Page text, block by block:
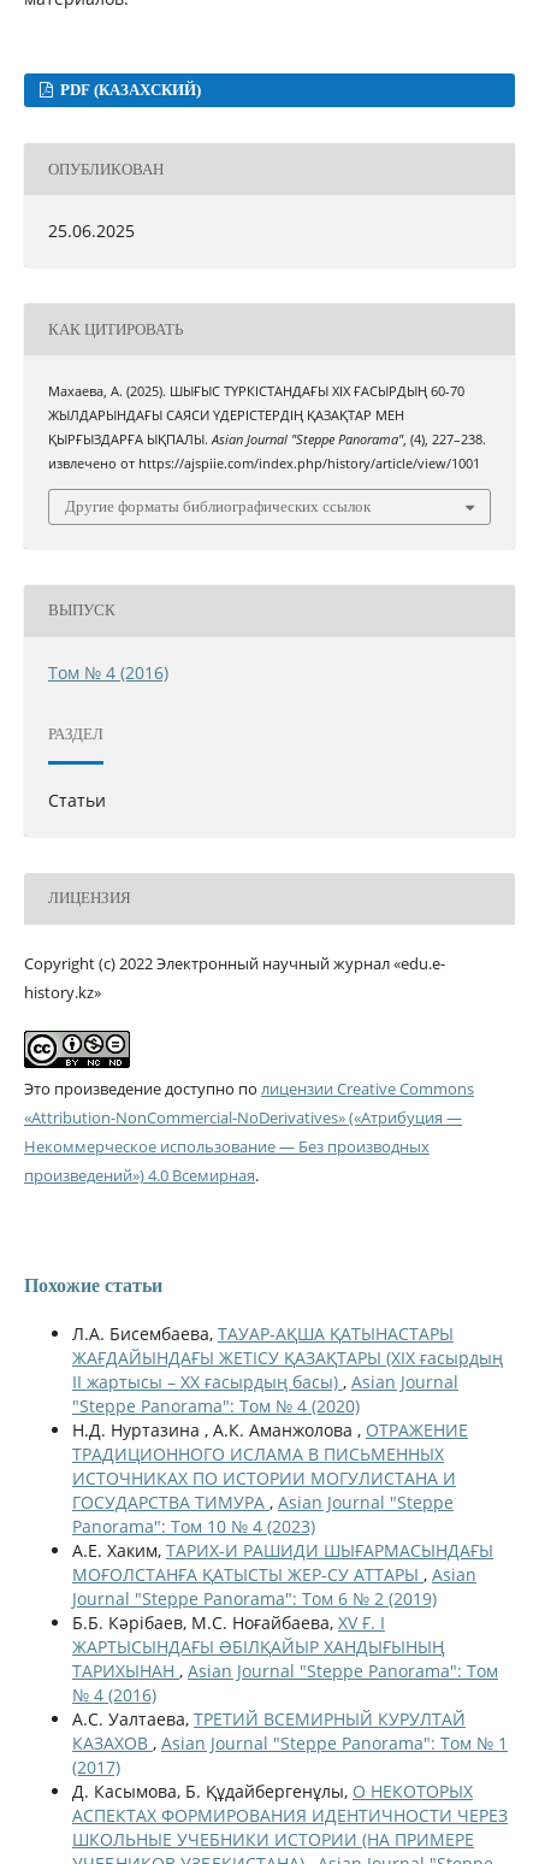
PDF (КАЗАХСКИЙ)
ОПУБЛИКОВАН
25.06.2025
КАК ЦИТИРОВАТЬ
Махаева, А. (2025). ШЫҒЫС ТҮРКІСТАНДАҒЫ ХІХ ҒАСЫРДЫҢ 60-70
ЖЫЛДАРЫНДАҒЫ САЯСИ ҮДЕРІСТЕРДІҢ ҚАЗАҚТАР МЕН
ҚЫРҒЫЗДАРҒА ЫҚПАЛЫ.Asian Journal "Steppe Panorama", (4), 227–238.
извлечено от https://ajspiie.com/index.php/history/article/view/1001
Другие форматы библиографических ссылок
ВЫПУСК
Том № 4 (2016)
РАЗДЕЛ
Статьи
ЛИЦЕНЗИЯ
Copyright (c) 2022 Электронный научный журнал «edu.e-
history.kz»
Это произведение доступно по лицензии Creative Commons
«Attribution-NonCommercial-NoDerivatives» («Атрибуция —
Некоммерческое использование — Без производных
произведений») 4.0 Всемирная.
Похожие статьи
Л.А. Бисембаева, ТАУАР-АҚША ҚАТЫНАСТАРЫ
ЖАҒДАЙЫНДАҒЫ ЖЕТІСУ ҚАЗАҚТАРЫ (ХІХ ғасырдың
ІІ жартысы – ХХ ғасырдың басы) , Asian Journal
"Steppe Panorama": Том № 4 (2020)
Н.Д. Нуртазина , А.К. Аманжолова , ОТРАЖЕНИЕ
ТРАДИЦИОННОГО ИСЛАМА В ПИСЬМЕННЫХ
ИСТОЧНИКАХ ПО ИСТОРИИ МОГУЛИСТАНА И
ГОСУДАРСТВА ТИМУРА , Asian Journal "Steppe
Panorama": Том 10 № 4 (2023)
А.Е. Хаким, ТАРИХ-И РАШИДИ ШЫҒАРМАСЫНДАҒЫ
МОҒОЛСТАНҒА ҚАТЫСТЫ ЖЕР-СУ АТТАРЫ , Asian
Journal "Steppe Panorama": Том 6 № 2 (2019)
Б.Б. Кәрібаев, М.С. Ноғайбаева, XV Ғ. I
ЖАРТЫСЫНДАҒЫ ƏБІЛҚАЙЫР ХАНДЫҒЫНЫҢ
ТАРИХЫНАН , Asian Journal "Steppe Panorama": Том
№ 4 (2016)
А.С. Уалтаева, ТРЕТИЙ ВСЕМИРНЫЙ КУРУЛТАЙ
КАЗАХОВ , Asian Journal "Steppe Panorama": Том № 1
(2017)
Д. Касымова, Б. Құдайбергенұлы, О НЕКОТОРЫХ
АСПЕКТАХ ФОРМИРОВАНИЯ ИДЕНТИЧНОСТИ ЧЕРЕЗ
ШКОЛЬНЫЕ УЧЕБНИКИ ИСТОРИИ (НА ПРИМЕРЕ